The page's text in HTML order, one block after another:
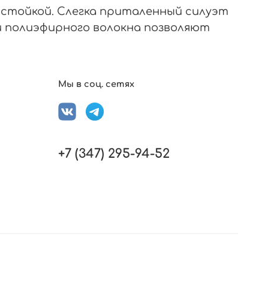
Слегка приталенный силуэт
волокна позволяют
Мы в соц. сетях
+7 (347) 295-94-52